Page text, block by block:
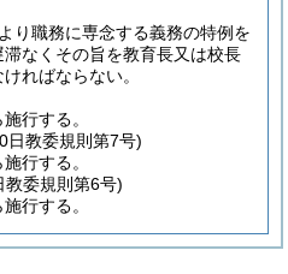
り職務に専念する義務の特例を
なくその旨を教育長又は校長
ればならない。
行する。
日教委規則第7号)
行する。
教委規則第6号)
行する。